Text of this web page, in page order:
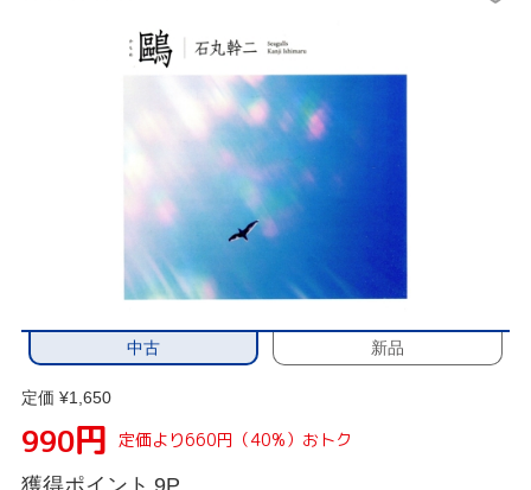
中古 新品
定価 ¥1,650
990円 定価より660円（40%）おトク